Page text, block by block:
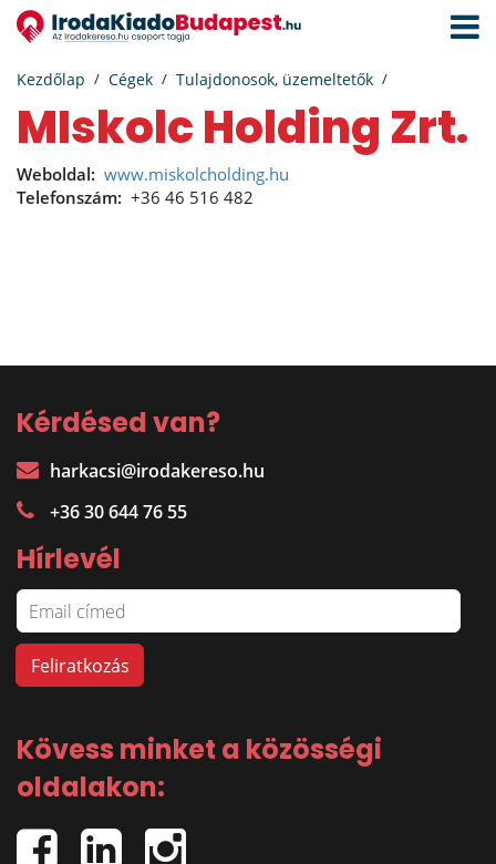
Kezdőlap Cégek Tulajdonosok, üzemeltetők
MIskolc Holding Zrt.
Weboldal: www.miskolcholding.hu
Telefonszám: +36 46 516 482
Kérdésed van?
harkacsi@irodakereso.hu
+36 30 644 76 55
Hírlevél
Kövess minket a közösségi
oldalakon: